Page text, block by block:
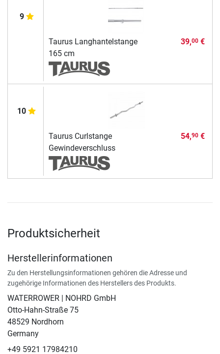
9
Taurus Langhantelstange
165 cm
39,00€
10
Taurus Curlstange
Gewindeverschluss
54,90€
Produktsicherheit
Herstellerinformationen
Zu den Herstellungsinformationen gehören die Adresse und
zugehörige Informationen des Herstellers des Produkts.
WATERROWER | NOHRD GmbH
Otto-Hahn-Straße 75
48529 Nordhorn
Germany
+49 5921 17984210